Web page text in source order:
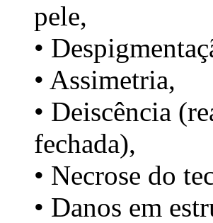
pele,
•
• Assimetria,
• Deiscência
fechada),
• Necrose do
• Danos em